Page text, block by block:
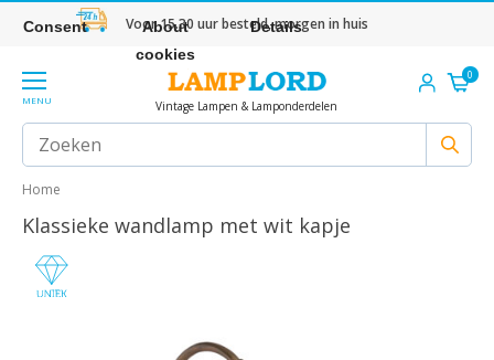
Voor 15.30 uur besteld, morgen in huis
MENU Vintage Lampen & Lamponderdelen
0
Home
Klassieke wandlamp met wit kapje
Consent
About
cookies
Details